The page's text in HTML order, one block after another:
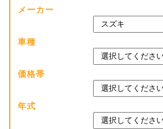
メーカー
車種
価格帯
年式